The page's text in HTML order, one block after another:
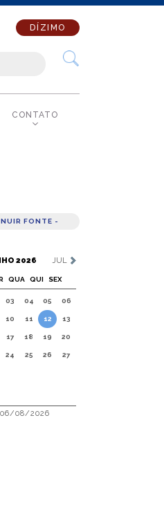
DÍZIMO
CONTATO
FONTE -
2026 JUL
QUA QUI
SEX
03 04 05 06
10 11 12 13
17 18 19 20
24 25 26 27
06/08/2026